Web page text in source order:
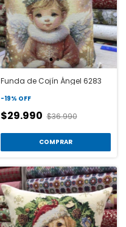
Funda de Cojín Ángel 6283
-19% OFF
$29.990 $36.990
COMPRAR